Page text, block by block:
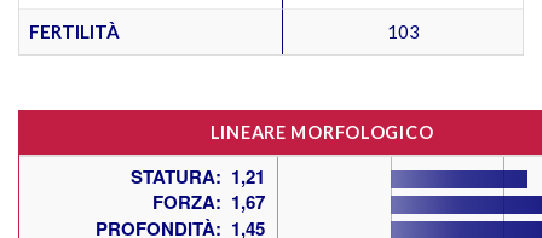
FERTILITÀ 103
LINEARE MORFOLOGICO